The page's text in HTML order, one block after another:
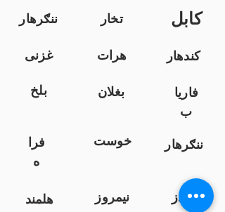
ننګرهار تخار کابل
غزنی هرات
کندهار
بلخ
بغلان
فاریا
ب
فرا
ه
خوست ننګرهار
هلمند نیمروز
کندز